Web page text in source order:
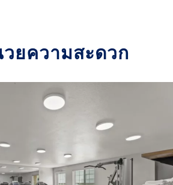
ยความสะดวก